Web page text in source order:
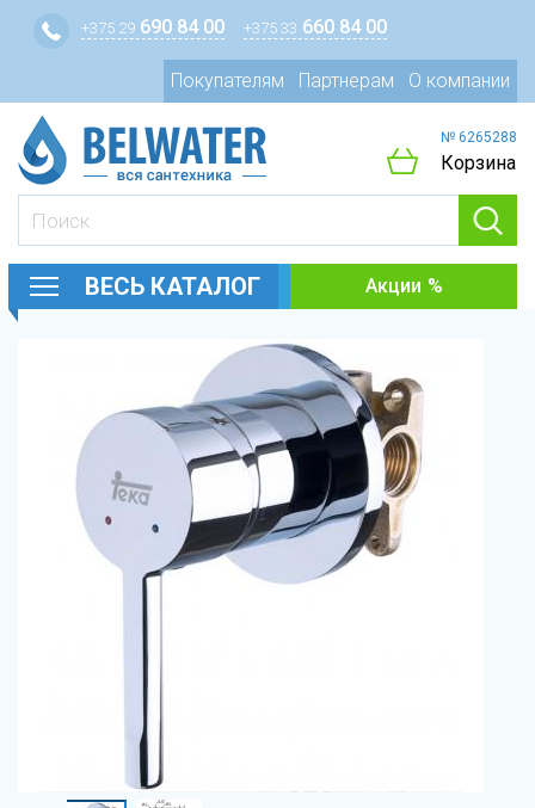
+375 29 690 84 00 +375 33 660 84 00
Покупателям Партнерам О компании
№ 6265288
Корзина
ВЕСЬ КАТАЛОГ Акции